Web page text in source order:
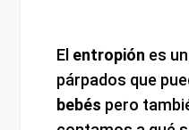
El entropión es
párpados que
bebés pero